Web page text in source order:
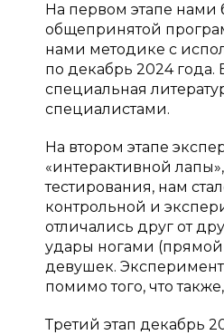
На первом этапе нами
общепринятой
нами методике с
по декабрь 2024
специальная
специалистами.
На втором этапе
«интерактивной
тестирования, нам
контрольной и
отличались друг от
удары ногами
девушек.
помимо того, что
Третий этап декабрь